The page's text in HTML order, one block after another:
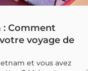
: Comment
voyage de
et vous avez